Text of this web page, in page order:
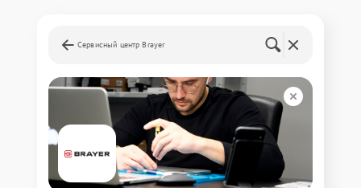
Сервисный центр Brayer